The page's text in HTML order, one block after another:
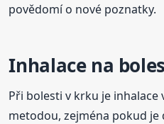
povědomí o nové poznatky.
Inhalace na
Při bolesti v krku je
metodou, zejména pokud